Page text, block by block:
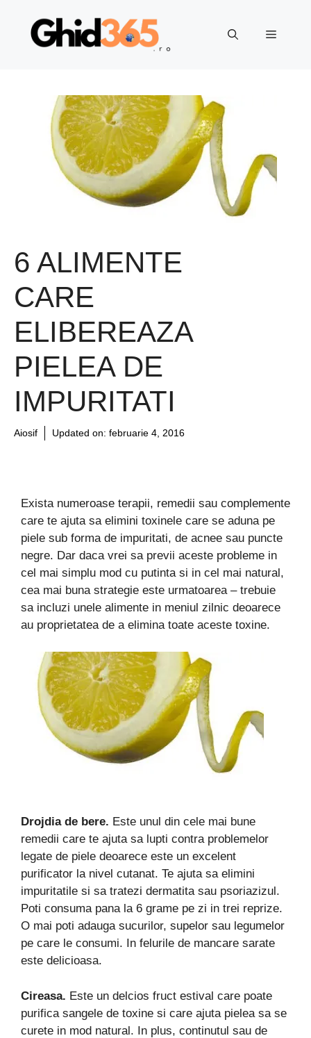
conținut
Meniu
6 ALIMENTE
CARE
ELIBEREAZA
PIELEA DE
IMPURITATI
Aiosif Updated on: februarie 4, 2016
Exista numeroase terapii, remedii sau complemente
care te ajuta sa elimini toxinele care se aduna pe
piele sub forma de impuritati, de acnee sau puncte
negre. Dar daca vrei sa previi aceste probleme in
cel mai simplu mod cu putinta si in cel mai natural,
cea mai buna strategie este urmatoarea – trebuie
sa incluzi unele alimente in meniul zilnic deoarece
au proprietatea de a elimina toate aceste toxine.
Drojdia de bere. Este unul din cele mai bune
remedii care te ajuta sa lupti contra problemelor
legate de piele deoarece este un excelent
purificator la nivel cutanat. Te ajuta sa elimini
impuritatile si sa tratezi dermatita sau psoriazizul.
Poti consuma pana la 6 grame pe zi in trei reprize.
O mai poti adauga sucurilor, supelor sau legumelor
pe care le consumi. In felurile de mancare sarate
este delicioasa.
Cireasa. Este un delcios fruct estival care poate
purifica sangele de toxine si care ajuta pielea sa se
curete in mod natural. In plus, continutul sau de